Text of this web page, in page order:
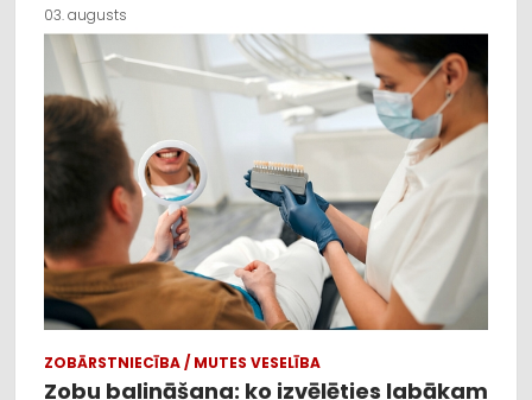
03. augusts
ZOBĀRSTNIECĪBA / MUTES VESELĪBA
Zobu balināšana: ko izvēlēties labākam